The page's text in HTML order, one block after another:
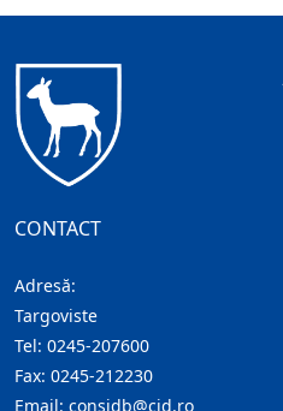
CONTACT
Adresă:
Targoviste
Tel: 0245-207600
Fax: 0245-212230
Email: consjdb@cjd.ro